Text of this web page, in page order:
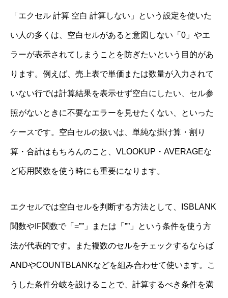
「エクセル 計算 空白 計算しない」という設定を使いた
い人の多くは、空白セルがあると意図しない「0」やエ
ラーが表示されてしまうことを防ぎたいという目的があ
ります。例えば、売上表で単価または数量が入力されて
いない行では計算結果を表示せず空白にしたい、セル参
照がないときに不要なエラーを見せたくない、といった
ケースです。空白セルの扱いは、単純な掛け算・割り
算・合計はもちろんのこと、VLOOKUP・AVERAGEな
ど応用関数を使う時にも重要になります。
エクセルでは空白セルを判断する方法として、ISBLANK
関数やIF関数で「=””」または「””」という条件を使う方
法が代表的です。また複数のセルをチェックするならば
ANDやCOUNTBLANKなどを組み合わせて使います。こ
うした条件分岐を設けることで、計算するべき条件を満